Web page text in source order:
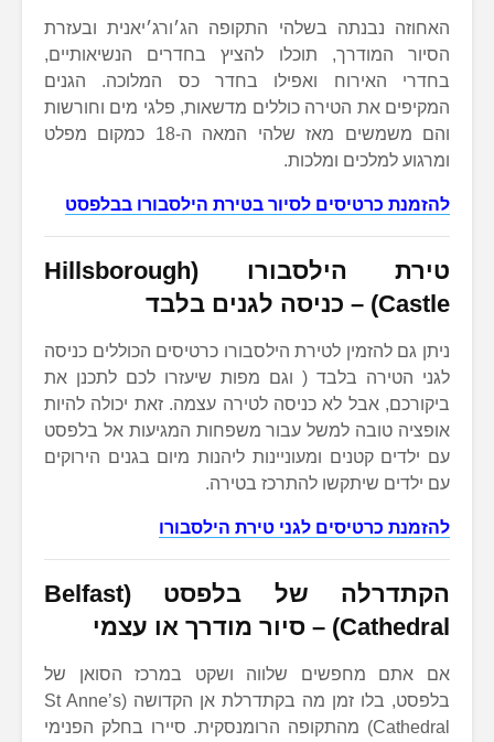
האחוזה נבנתה בשלהי התקופה הג׳ורג׳יאנית ובעזרת
הסיור המודרך, תוכלו להציץ בחדרים הנשיאותיים,
בחדרי האירוח ואפילו בחדר כס המלוכה. הגנים
המקיפים את הטירה כוללים מדשאות, פלגי מים וחורשות
והם משמשים מאז שלהי המאה ה-18 כמקום מפלט
ומרגוע למלכים ומלכות.
להזמנת כרטיסים לסיור בטירת הילסבורו בבלפסט
טירת הילסבורו (Hillsborough
Castle) – כניסה לגנים בלבד
ניתן גם להזמין לטירת הילסבורו כרטיסים הכוללים כניסה
לגני הטירה בלבד ( וגם מפות שיעזרו לכם לתכנן את
ביקורכם, אבל לא כניסה לטירה עצמה. זאת יכולה להיות
אופציה טובה למשל עבור משפחות המגיעות אל בלפסט
עם ילדים קטנים ומעוניינות ליהנות מיום בגנים הירוקים
עם ילדים שיתקשו להתרכז בטירה.
להזמנת כרטיסים לגני טירת הילסבורו
הקתדרלה של בלפסט (Belfast
Cathedral) – סיור מודרך או עצמי
אם אתם מחפשים שלווה ושקט במרכז הסואן של
בלפסט, בלו זמן מה בקתדרלת אן הקדושה (St Anne’s
Cathedral) מהתקופה הרומנסקית. סיירו בחלק הפנימי